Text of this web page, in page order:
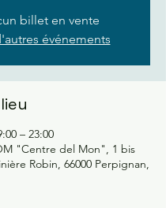
billet en vente
événements
– 23:00
"Centre del Mon", 1 bis
Robin, 66000 Perpignan,